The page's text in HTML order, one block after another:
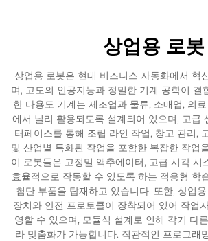
응용 프로그램
사례
뉴스
서비스 지원
상업용 로봇
상업용 로봇은 현대 비즈니스 자동화에서 혁
며, 고도의 인공지능과 정밀한 기계 공학이 결
한 다용도 기계는 제조업과 물류, 소매업, 의
에서 널리 활용되도록 설계되어 있으며, 고급
터페이스를 통해 조립 라인 작업, 창고 관리,
및 산업별 특화된 작업을 포함한 복잡한 작업
이 로봇들은 고정밀 액추에이터, 고급 시각 시
효율적으로 작동할 수 있도록 하는 적응형 학
첨단 부품을 탑재하고 있습니다. 또한, 상업
장치와 안전 프로토콜이 장착되어 있어 작업
영할 수 있으며, 모듈식 설계로 인해 각기 다
라 맞춤화가 가능합니다. 직관적인 프로그래